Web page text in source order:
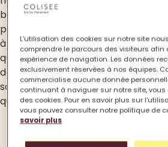
bénéficiaires se sentent au mieux.
pluridisciplinaire œuvre chaque jour
à toutes les attentes et améliorer
qualité de vie des seniors. Cela
de nos animations, de notre
soins mais aussi par toutes les
quotidiennes qui font le bonheur de
L'utilisation des cookies sur notre site
comprendre le parcours des visiteurs afin
expérience de navigation. Les données
exclusivement réservées à nos équipes.
commercialise aucune donnée
continuant à naviguer sur notre site,
des cookies. Pour en savoir plus sur
vous pouvez consulter notre politique de
savoir plus